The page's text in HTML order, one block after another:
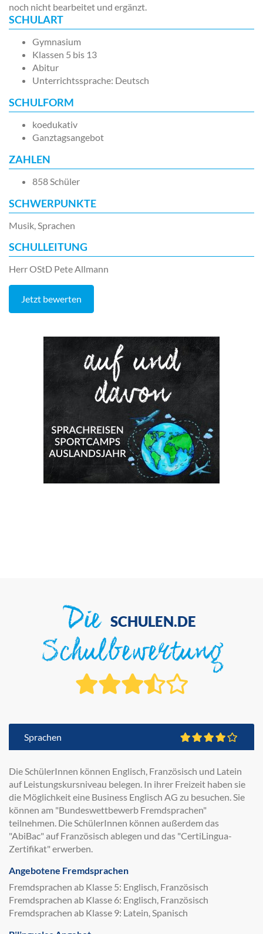
noch nicht bearbeitet und ergänzt.
SCHULART
Gymnasium
Klassen 5 bis 13
Abitur
Unterrichtssprache: Deutsch
SCHULFORM
koedukativ
Ganztagsangebot
ZAHLEN
858 Schüler
SCHWERPUNKTE
Musik, Sprachen
SCHULLEITUNG
Herr OStD Pete Allmann
Jetzt bewerten
Die SCHULEN.DE
Schulbewertung
Sprachen
Die SchülerInnen können Englisch, Französisch und Latein
auf Leistungskursniveau belegen. In ihrer Freizeit haben sie
die Möglichkeit eine Business Englisch AG zu besuchen. Sie
können am "Bundeswettbewerb Fremdsprachen"
teilnehmen. Die SchülerInnen können außerdem das
"AbiBac" auf Französisch ablegen und das "CertiLingua-
Zertifikat" erwerben.
Angebotene Fremdsprachen
Fremdsprachen ab Klasse 5: Englisch, Französisch
Fremdsprachen ab Klasse 6: Englisch, Französisch
Fremdsprachen ab Klasse 9: Latein, Spanisch